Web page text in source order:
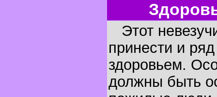
Этот
принести и
здоровьем.
должны быть